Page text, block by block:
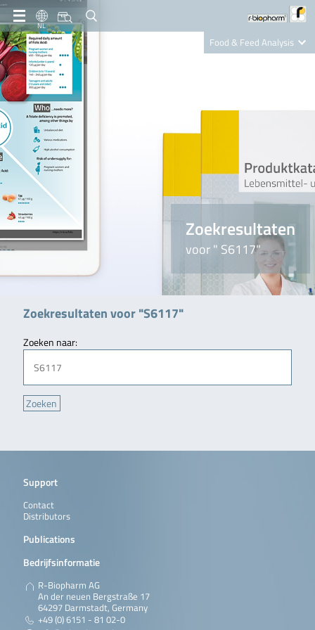
NL
Food & Feed Analysis
Nutrition Care
Zoekresultaten
voor " S6117"
Zoekresultaten voor "S6117"
Zoeken naar:
Support
Contact
Distributors
Publications
Bedrijfsinformatie
R-Biopharm AG
An der neuen Bergstraße 17
64297 Darmstadt, Germany
+49 (0) 6151 - 81 02-0